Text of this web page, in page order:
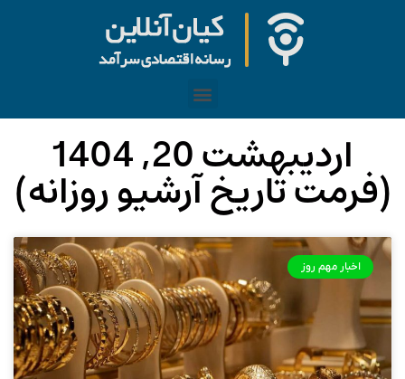
اردیبهشت 20, 1404
(فرمت تاریخ آرشیو روزانه)
اخبار مهم روز